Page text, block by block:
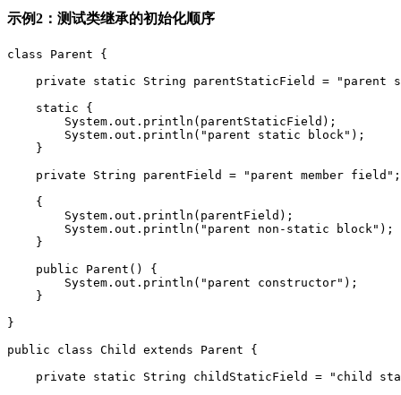
示例2：测试类继承的初始化顺序
class Parent
{
private
static String parentStaticField =
"parent
static
{
System . out . println ( parentStaticField );
System . out . println ( "parent static block" );
}
private
String parentField = "parent member field" ;
{
System . out . println ( parentField );
System . out . println ( "parent non-static block" );
}
public
Parent ()
{
System . out . println ( "parent constructor" );
}
}
public
class Child extends Parent
{
private
static String childStaticField =
"child